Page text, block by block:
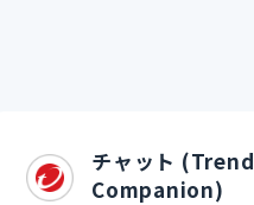
チャット (Trend
Companion)